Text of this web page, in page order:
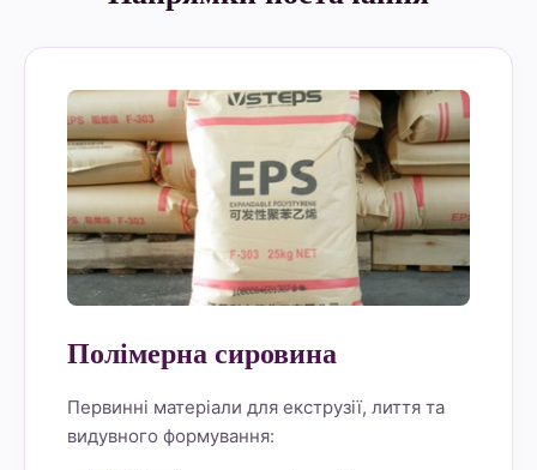
Полімерна сировина
Первинні матеріали для екструзії, лиття та
видувного формування: